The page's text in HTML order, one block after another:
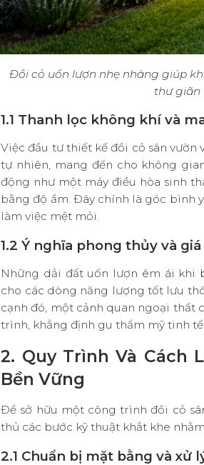
Đồi cỏ uốn lượn nhẹ nhàng giúp
thư giãn
1.1 Thanh lọc không khí và
Việc đầu tư thiết kế đồi cỏ sân vườn
tự nhiên, mang đến cho không
động như một máy điều hòa sinh
bằng độ ẩm. Đây chính là góc bình
làm việc mệt mỏi.
1.2 Ý nghĩa phong thủy và
Những dải đất uốn lượn êm ái khi
cho các dòng năng lượng tốt lưu
cạnh đó, một cảnh quan ngoại
trình, khẳng định gu thẩm mỹ tinh
2. Quy Trình Và Cách
Bền Vững
Để sở hữu một công trìnhđồi cỏ
thủ các bước kỹ thuật khắt khe
2.1 Chuẩn bị mặt bằng và